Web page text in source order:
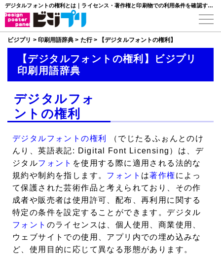
デジタルフォントの権利とは｜ライセンス・著作権と印刷物での利用条件を確認するポイント
ビジプリ > 印刷用語辞典 > た行> 【デジタルフォントの権利】
【デジタルフォントの権利】ビジプリ
印刷用語辞典
デジタルフォ
ントの権利
デジタルフォントの権利
（でじたるふぉんとのけ
んり、英語表記: Digital Font Licensing）は、デ
ジタルフォント を使用する際に適用される法的な
規約や制約を指します。 フォント は著作権によっ
て保護された芸術作品と考えられており、その作
成者や販売者は使用許可、配布、再利用に関する
特定の条件を設定することができます。デジタル
フォント のライセンスは、個人使用、商業使用、
ウェブサイトでの使用、アプリ内での埋め込みな
ど、使用目的に応じて異なる形態があります。